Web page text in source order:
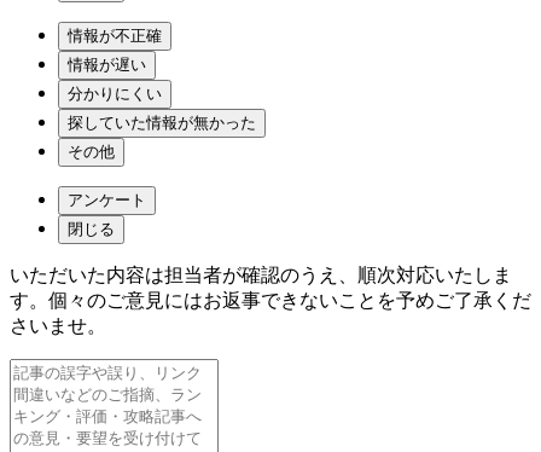
情報が不正確
情報が遅い
分かりにくい
探していた情報が無かった
その他
アンケート
閉じる
いただいた内容は担当者が確認のうえ、順次対応いたしま
す。個々のご意見にはお返事できないことを予めご了承くだ
さいませ。